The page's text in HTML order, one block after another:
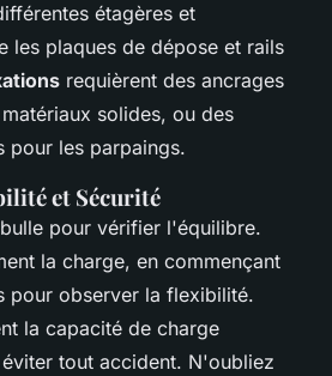
étagères et
les plaques de dépose et rails
requièrent des ancrages
solides, ou des
pour les parpaings.
et Sécurité
pour vérifier l'équilibre.
la charge, en commençant
pour observer la flexibilité.
la capacité de charge
tout accident. N'oubliez